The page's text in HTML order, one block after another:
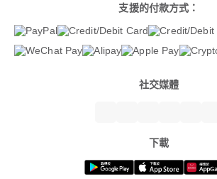
支援的付款方式：
社交媒體
下載